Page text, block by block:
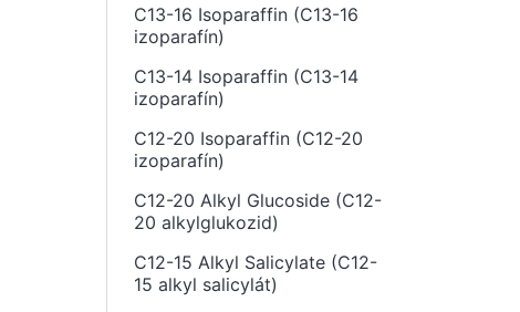
C13-16 Isoparaffin (C13-16
izoparafín)
C13-14 Isoparaffin (C13-14
izoparafín)
C12-20 Isoparaffin (C12-20
izoparafín)
C12-20 Alkyl Glucoside (C12-
20 alkylglukozid)
C12-15 Alkyl Salicylate (C12-
15 alkyl salicylát)